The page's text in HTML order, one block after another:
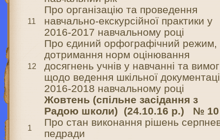
11
Про організацію та проведення
навчально-екскурсійної практики у
2016-2017 навчальному році
12
Про єдиний орфографічний режим,
дотримання норм оцінювання
досягнень учнів у навчанні та
щодо ведення шкільної
2016-2018 навчальному році
Жовтень (спільне засідання з
Радою школи) (24.10.16 р.) № 10
1
Про стан виконання рішень
педради